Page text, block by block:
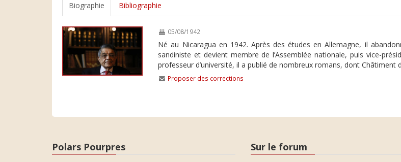
Biographie Bibliographie
05/08/1942
Né au Nicaragua en 1942. Après des études en Allemagne, il
sandiniste et devient membre de l’Assemblée nationale, puis vice-
professeur d’université, il a publié de nombreux romans, dont Châtiment
Proposer des corrections
Polars Pourpres Sur le forum